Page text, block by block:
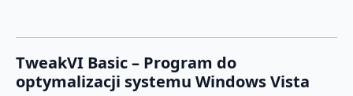
TweakVI Basic – Program do
optymalizacji systemu Windows Vista